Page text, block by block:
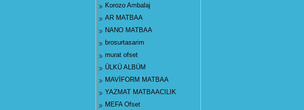
Korozo Ambalaj
AR MATBAA
NANO MATBAA
brosurtasarim
murat ofset
ÜLKÜ ALBÜM
MAVİFORM MATBAA
YAZMAT MATBAACILIK
MEFA Ofset